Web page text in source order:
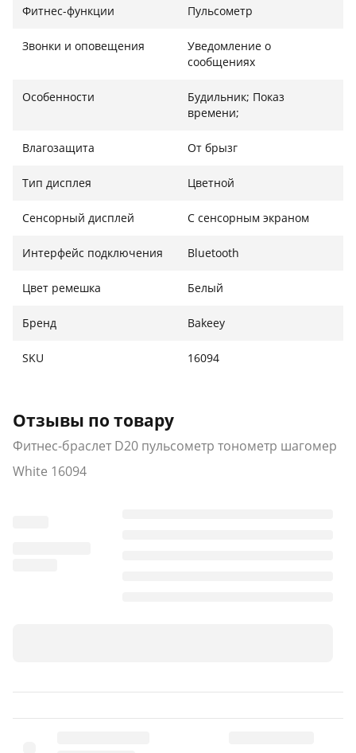
Фитнес-функции Пульсометр
Звонки и оповещения
Уведомление о
сообщениях
Особенности
Будильник; Показ
времени;
Влагозащита От брызг
Тип дисплея Цветной
Сенсорный дисплей С сенсорным экраном
Интерфейс подключения Bluetooth
Цвет ремешка Белый
Бренд Bakeey
SKU 16094
Отзывы по товару
Фитнес-браслет D20 пульсометр тонометр шагомер
White 16094